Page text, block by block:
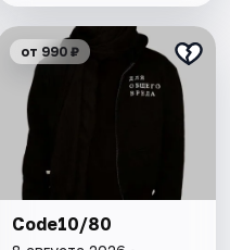
от 990 ₽
Code10/80